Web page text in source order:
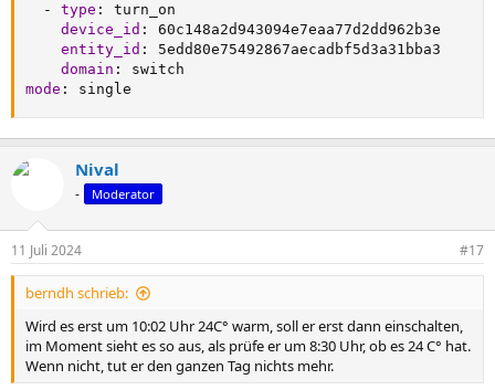
-
type :
turn_on
device_id :
60c148a2d943094e7eaa77d2dd962b3e
entity_id :
5edd80e75492867aecadbf5d3a31bba3
domain :
mode : single
Nival
- Moderator
11 Juli 2024 #17
berndh schrieb:
Wird es erst um 10:02 Uhr 24C° warm, soll er erst dann einschalten,
im Moment sieht es so aus, als prüfe er um 8:30 Uhr, ob es 24 C° hat.
Wenn nicht, tut er den ganzen Tag nichts mehr.